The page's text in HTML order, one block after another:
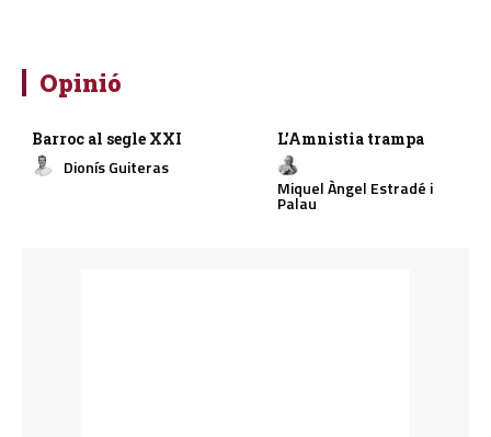
Opinió
Barroc al segle XXI
Dionís Guiteras
L’Amnistia trampa
Miquel Àngel Estradé i
Palau